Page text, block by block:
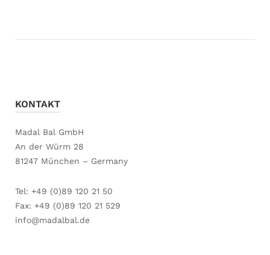
KONTAKT
Madal Bal GmbH
An der Würm 28
81247 München – Germany
Tel: +49 (0)89 120 21 50
Fax: +49 (0)89 120 21 529
info@madalbal.de